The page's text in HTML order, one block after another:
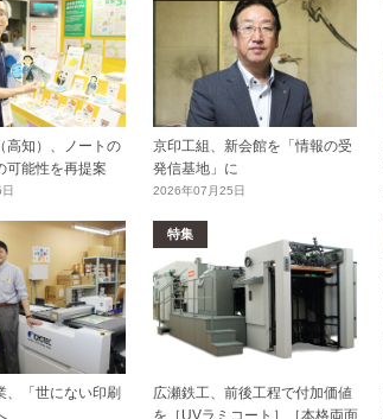
高知）、ノートの
可能性を再提案
京印工組、新会館を「情報の受
発信基地」に
2026年07月25日
、「世にない印刷
特集
広瀬鉄工、前後工程で付加価値
を［UVラミコート］［本格両面